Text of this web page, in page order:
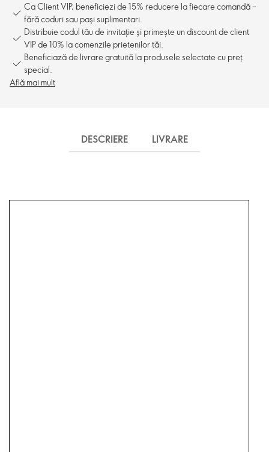
Ca Client VIP, beneficiezi de 15% reducere la fiecare comandă –
fără coduri sau pași suplimentari.
Distribuie codul tău de invitație și primește un discount de client
VIP de 10% la comenzile prietenilor tăi.
Beneficiază de livrare gratuită la produsele selectate cu preț
special.
Află mai mult
DESCRIERE LIVRARE